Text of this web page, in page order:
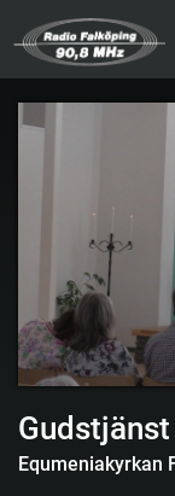
Gudstjänst
Equmeniakyrkan